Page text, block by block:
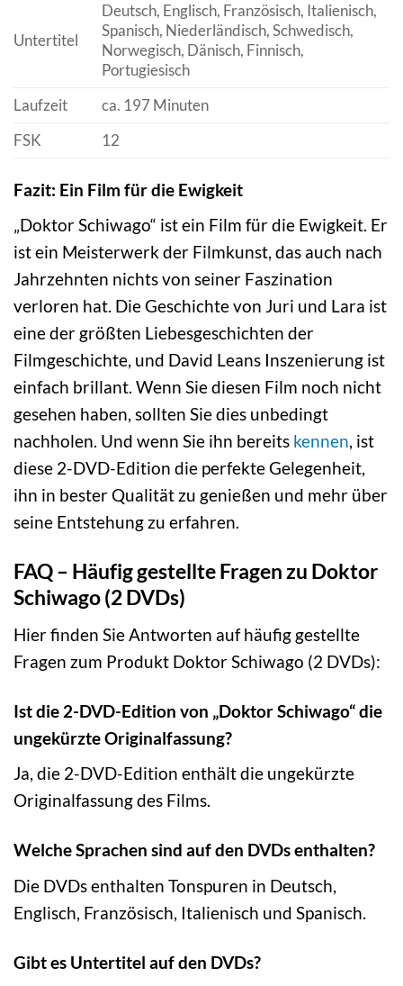
Untertitel
Deutsch, Englisch, Französisch, Italienisch,
Spanisch, Niederländisch, Schwedisch,
Norwegisch, Dänisch, Finnisch,
Portugiesisch
Laufzeit
ca. 197 Minuten
FSK
12
Fazit: Ein Film für die Ewigkeit
„Doktor Schiwago“ ist ein Film für die Ewigkeit. Er
ist ein Meisterwerk der Filmkunst, das auch nach
Jahrzehnten nichts von seiner Faszination
verloren hat. Die Geschichte von Juri und Lara ist
eine der größten Liebesgeschichten der
Filmgeschichte, und David Leans Inszenierung ist
einfach brillant. Wenn Sie diesen Film noch nicht
gesehen haben, sollten Sie dies unbedingt
nachholen. Und wenn Sie ihn bereits kennen, ist
diese 2-DVD-Edition die perfekte Gelegenheit,
ihn in bester Qualität zu genießen und mehr über
seine Entstehung zu erfahren.
FAQ – Häufig gestellte Fragen zu Doktor
Schiwago (2 DVDs)
Hier finden Sie Antworten auf häufig gestellte
Fragen zum Produkt Doktor Schiwago (2 DVDs):
Ist die 2-DVD-Edition von „Doktor Schiwago“ die
ungekürzte Originalfassung?
Ja, die 2-DVD-Edition enthält die ungekürzte
Originalfassung des Films.
Welche Sprachen sind auf den DVDs enthalten?
Die DVDs enthalten Tonspuren in Deutsch,
Englisch, Französisch, Italienisch und Spanisch.
Gibt es Untertitel auf den DVDs?